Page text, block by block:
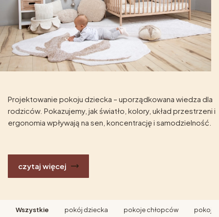
Projektowanie pokoju dziecka – uporządkowana wiedza dla
rodziców. Pokazujemy, jak światło, kolory, układ przestrzeni i
ergonomia wpływają na sen, koncentrację i samodzielność.
czytaj więcej
Wszystkie pokój dziecka pokoje chłopców pokoje